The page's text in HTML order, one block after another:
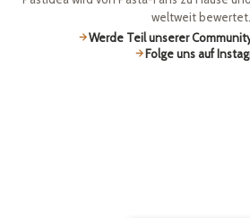
weltweit bewertet.
Werde Teil unserer
Folge uns auf